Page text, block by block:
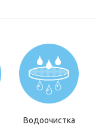
Водоочистка